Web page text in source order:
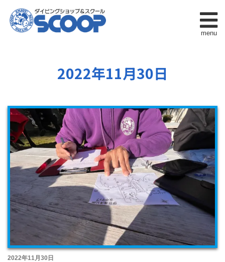
menu
2022年11月30日
2022年11月30日